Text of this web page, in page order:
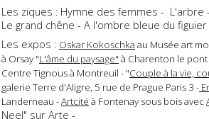
Les ziques : Hymne des femmes - L'arbre
Le grand chêne - A l'ombre bleue du figuier
Les expos : Oskar Kokoschka au Musée art
à Orsay "L'âme du paysage" à Charenton le pont
Centre Tignous à Montreuil - "Couple à la vie,
galerie Terre d'Aligre, 5 rue de Prague Paris 3 -
Landerneau -Artcité à Fontenay sous bois avec
Neel" sur Arte -